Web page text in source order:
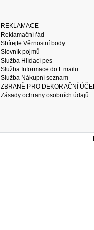
REKLAMACE
Reklamační řád
Sbírejte Věrnostní body
Slovník pojmů
Služba Hlídací pes
Služba Informace do Emailu
Služba Nákupní seznam
ZBRANĚ PRO DEKORAČNÍ
Zásady ochrany osobních údajů